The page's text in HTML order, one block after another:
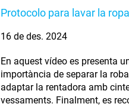
Protocolo para lavar la
16 de des. 2024
En aquest vídeo es presenta
importància de separar la
adaptar la rentadora amb
vessaments. Finalment, es